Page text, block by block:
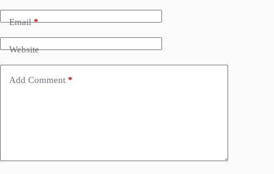
Email*
Website
Add Comment *